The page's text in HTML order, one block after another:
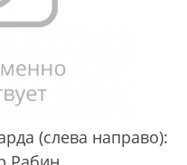
(слева направо):